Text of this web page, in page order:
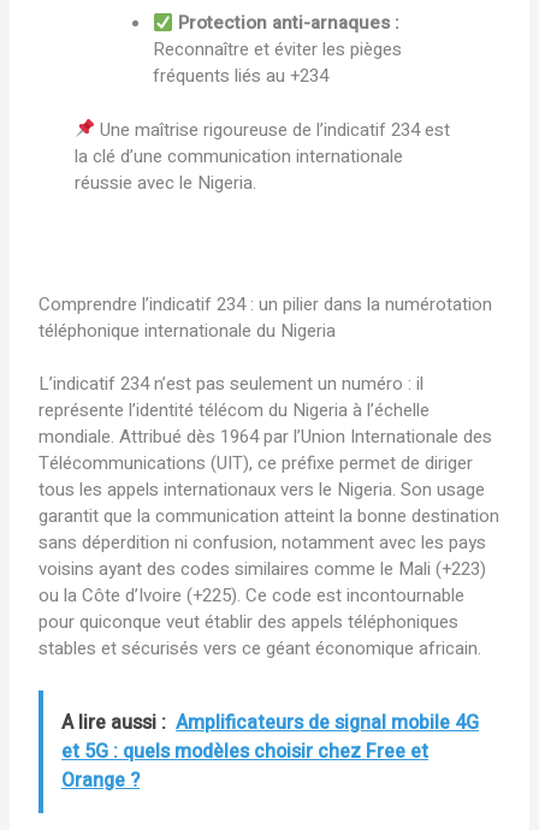
Protection anti-arnaques :
Reconnaître et éviter les pièges
fréquents liés au +234
Une maîtrise rigoureuse de l’indicatif 234 est
la clé d’une communication internationale
réussie avec le Nigeria.
Comprendre l’indicatif 234 : un pilier dans la numérotation
téléphonique internationale du Nigeria
L’indicatif 234 n’est pas seulement un numéro : il
représente l’identité télécom du Nigeria à l’échelle
mondiale. Attribué dès 1964 par l’Union Internationale des
Télécommunications (UIT), ce préfixe permet de diriger
tous les appels internationaux vers le Nigeria. Son usage
garantit que la communication atteint la bonne destination
sans déperdition ni confusion, notamment avec les pays
voisins ayant des codes similaires comme le Mali (+223)
ou la Côte d’Ivoire (+225). Ce code est incontournable
pour quiconque veut établir des appels téléphoniques
stables et sécurisés vers ce géant économique africain.
A lire aussi : Amplificateurs de signal mobile 4G
et 5G : quels modèles choisir chez Free et
Orange ?